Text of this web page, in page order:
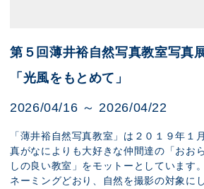
第５回薄井裕自然写真教室写真
「光風をもとめて」
2026/04/16 ～ 2026/04/22
「薄井裕自然写真教室」は２０１９年１
真がなによりも大好きな仲間達の「おお
しの良い教室」をモットーとしています
ネーミングどおり、自然を撮影の対象に